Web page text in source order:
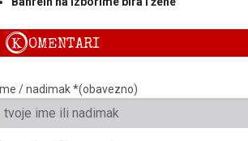
KOMENTARI
Ime / nadimak *(obavezno)